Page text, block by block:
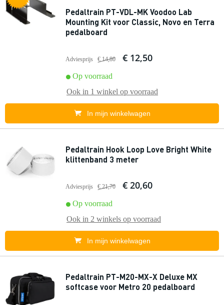
Pedaltrain PT-VDL-MK Voodoo Lab
Mounting Kit voor Classic, Novo en Terra
pedalboard
Adviesprijs € 14,80 € 12,50
Op voorraad
Ook in 1 winkel op voorraad
In mijn winkelwagen
Pedaltrain Hook Loop Love Bright White
klittenband 3 meter
Adviesprijs € 21,70 € 20,60
Op voorraad
Ook in 2 winkels op voorraad
In mijn winkelwagen
Pedaltrain PT-M20-MX-X Deluxe MX
softcase voor Metro 20 pedalboard